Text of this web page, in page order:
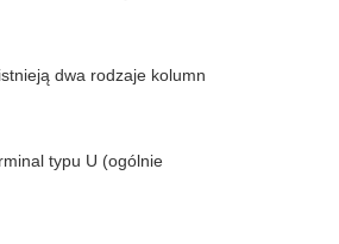
dwa rodzaje kolumn
typu U (ogólnie